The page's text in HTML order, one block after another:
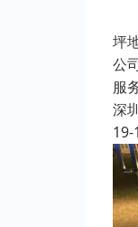
坪
公
服
深
19-